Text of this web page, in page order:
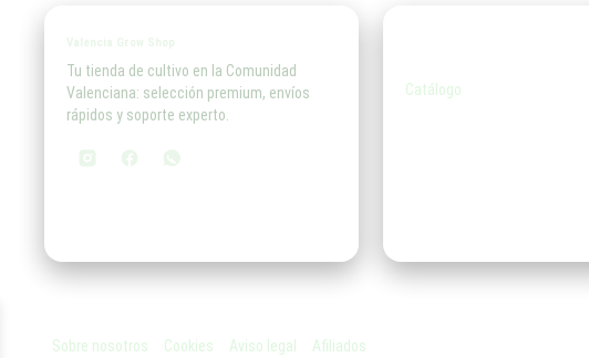
Tu tienda de cultivo en la Comunidad
Valenciana: selección premium, envíos
rápidos y soporte experto.
Catálogo
Sobre nosotros Cookies Aviso legal Afiliados